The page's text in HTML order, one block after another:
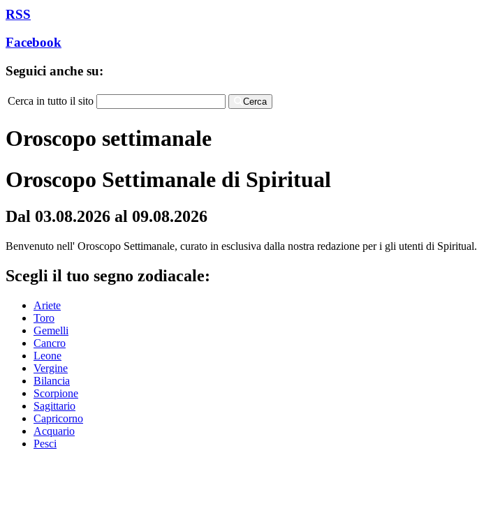
RSS
Facebook
Seguici anche su:
Cerca in tutto il sito Cerca
Oroscopo settimanale
Oroscopo Settimanale di Spiritual
Dal 03.08.2026 al 09.08.2026
Benvenuto nell' Oroscopo Settimanale, curato in esclusiva dalla nostra redazione per i gli utenti di Spiritual.
Scegli il tuo segno zodiacale:
Ariete
Toro
Gemelli
Cancro
Leone
Vergine
Bilancia
Scorpione
Sagittario
Capricorno
Acquario
Pesci